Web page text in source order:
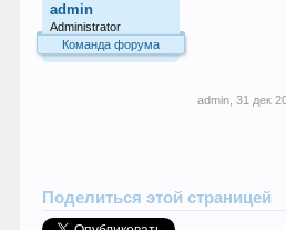
admin
Administrator
Команда форума
admin 31 дек
Поделиться этой страницей